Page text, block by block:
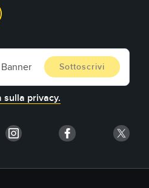
sulla privacy.